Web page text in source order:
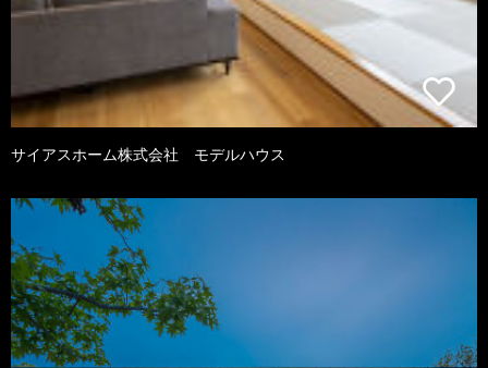
サイアスホーム株式会社 モデルハウス